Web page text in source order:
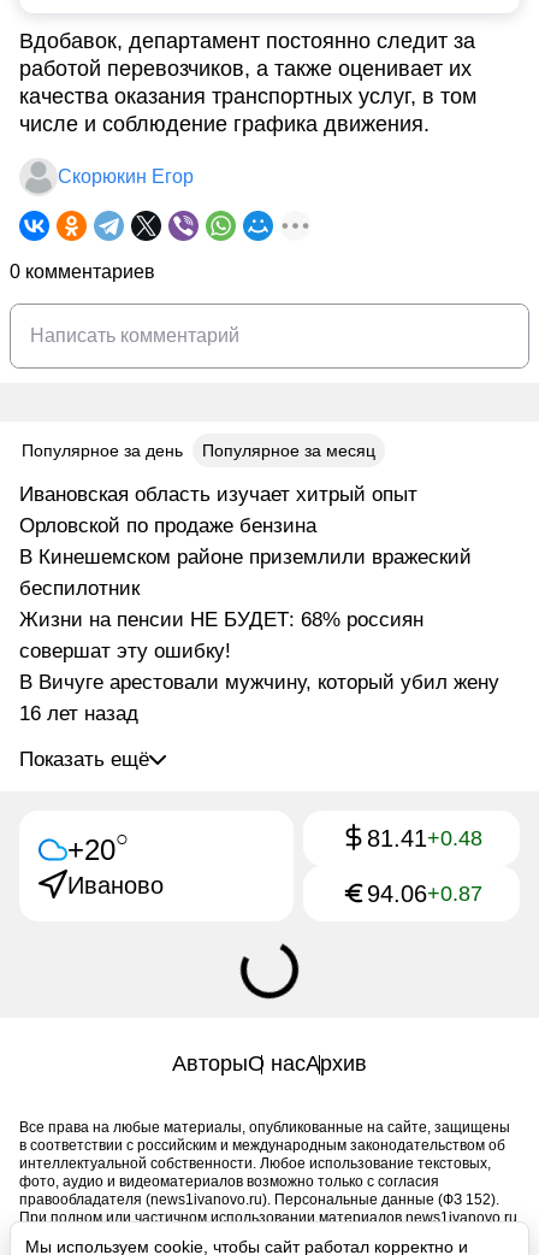
Мы используем cookie, чтобы сайт работал корректно и
Вдобавок, департамент постоянно следит за
работой перевозчиков, а также оценивает их
качества оказания транспортных услуг, в том
числе и соблюдение графика движения.
Скорюкин Егор
0 комментариев
Популярное за день Популярное за месяц
Ивановская область изучает хитрый опыт
Орловской по продаже бензина
В Кинешемском районе приземлили вражеский
беспилотник
Жизни на пенсии НЕ БУДЕТ: 68% россиян
совершат эту ошибку!
В Вичуге арестовали мужчину, который убил жену
16 лет назад
Показать ещё
+20○
Иваново
81.41+0.48
94.06+0.87
АвторыО насАрхив
Все права на любые материалы, опубликованные на сайте, защищены
в соответствии с российским и международным законодательством об
интеллектуальной собственности. Любое использование текстовых,
фото, аудио и видеоматериалов возможно только с согласия
правообладателя (news1ivanovo.ru). Персональные данные (ФЗ 152).
При полном или частичном использовании материалов news1ivanovo.ru